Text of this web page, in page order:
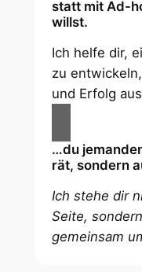
statt mit Ad-
willst.
Ich helfe dir,
zu
und Erfolg
…du
rät, sondern
Ich stehe dir
Seite,
gemeinsam